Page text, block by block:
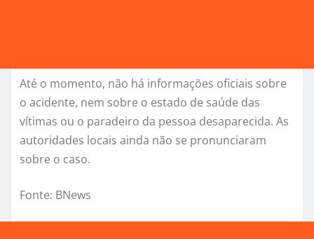
Até o momento, não há informações oficiais sobre
o acidente, nem sobre o estado de saúde das
vítimas ou o paradeiro da pessoa desaparecida. As
autoridades locais ainda não se pronunciaram
sobre o caso.
Fonte: BNews